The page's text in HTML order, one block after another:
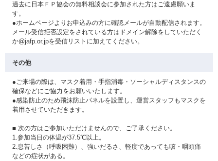
過去に日本ＦＰ協会の無料相談会に参加された方はご遠慮願いま
す。
●ホームページよりお申込みの方に確認メールが自動配信されます。
メール受信拒否設定をされている方はドメイン解除をしていただく
か@jafp.or.jpを受信リストに加えてください。
その他
●ご来場の際は、マスク着用・手指消毒・ソーシャルディスタンスの
確保などにご協力をお願いいたします。
●感染防止のため飛沫防止パネルを設置し、運営スタッフもマスクを
着用させていただきます。
■ 次の方はご参加いただけませんので、ご了承ください。
1.参加当日の体温が37.5℃以上。
2.息苦しさ（呼吸困難）、強いだるさ、軽度であっても咳・咽頭痛
などの症状がある。